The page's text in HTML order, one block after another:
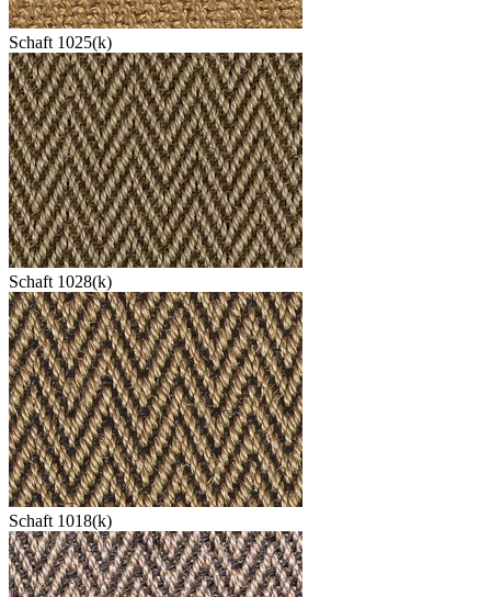
Schaft 1025(k)
Schaft 1028(k)
Schaft 1018(k)